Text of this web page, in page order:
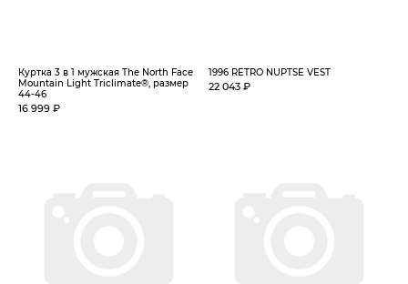
Куртка 3 в 1 мужская The North Face
Mountain Light Triclimate®, размер
44-46
16 999 ₽
1996 RETRO NUPTSE VEST
22 043 ₽